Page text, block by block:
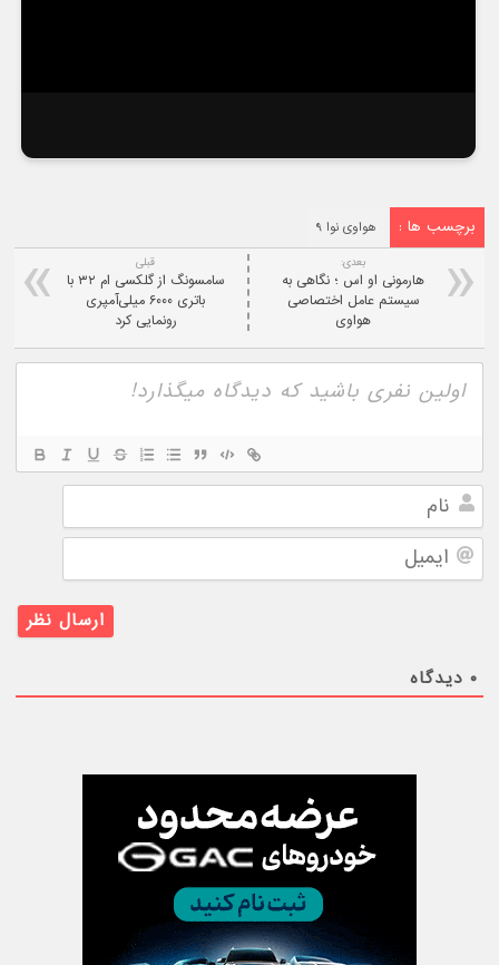
برچسب ها : هواوی نوا ۹
قبلی
سامسونگ از گلکسی ام ۳۲ با
باتری ۶۰۰۰ میلی‌آمپری
رونمایی کرد
بعدی:
هارمونی او اس ؛ نگاهی به
سیستم عامل اختصاصی
هواوی
نام
ایمیل
۰ دیدگاه